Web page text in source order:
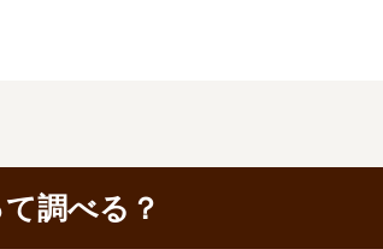
調べる？